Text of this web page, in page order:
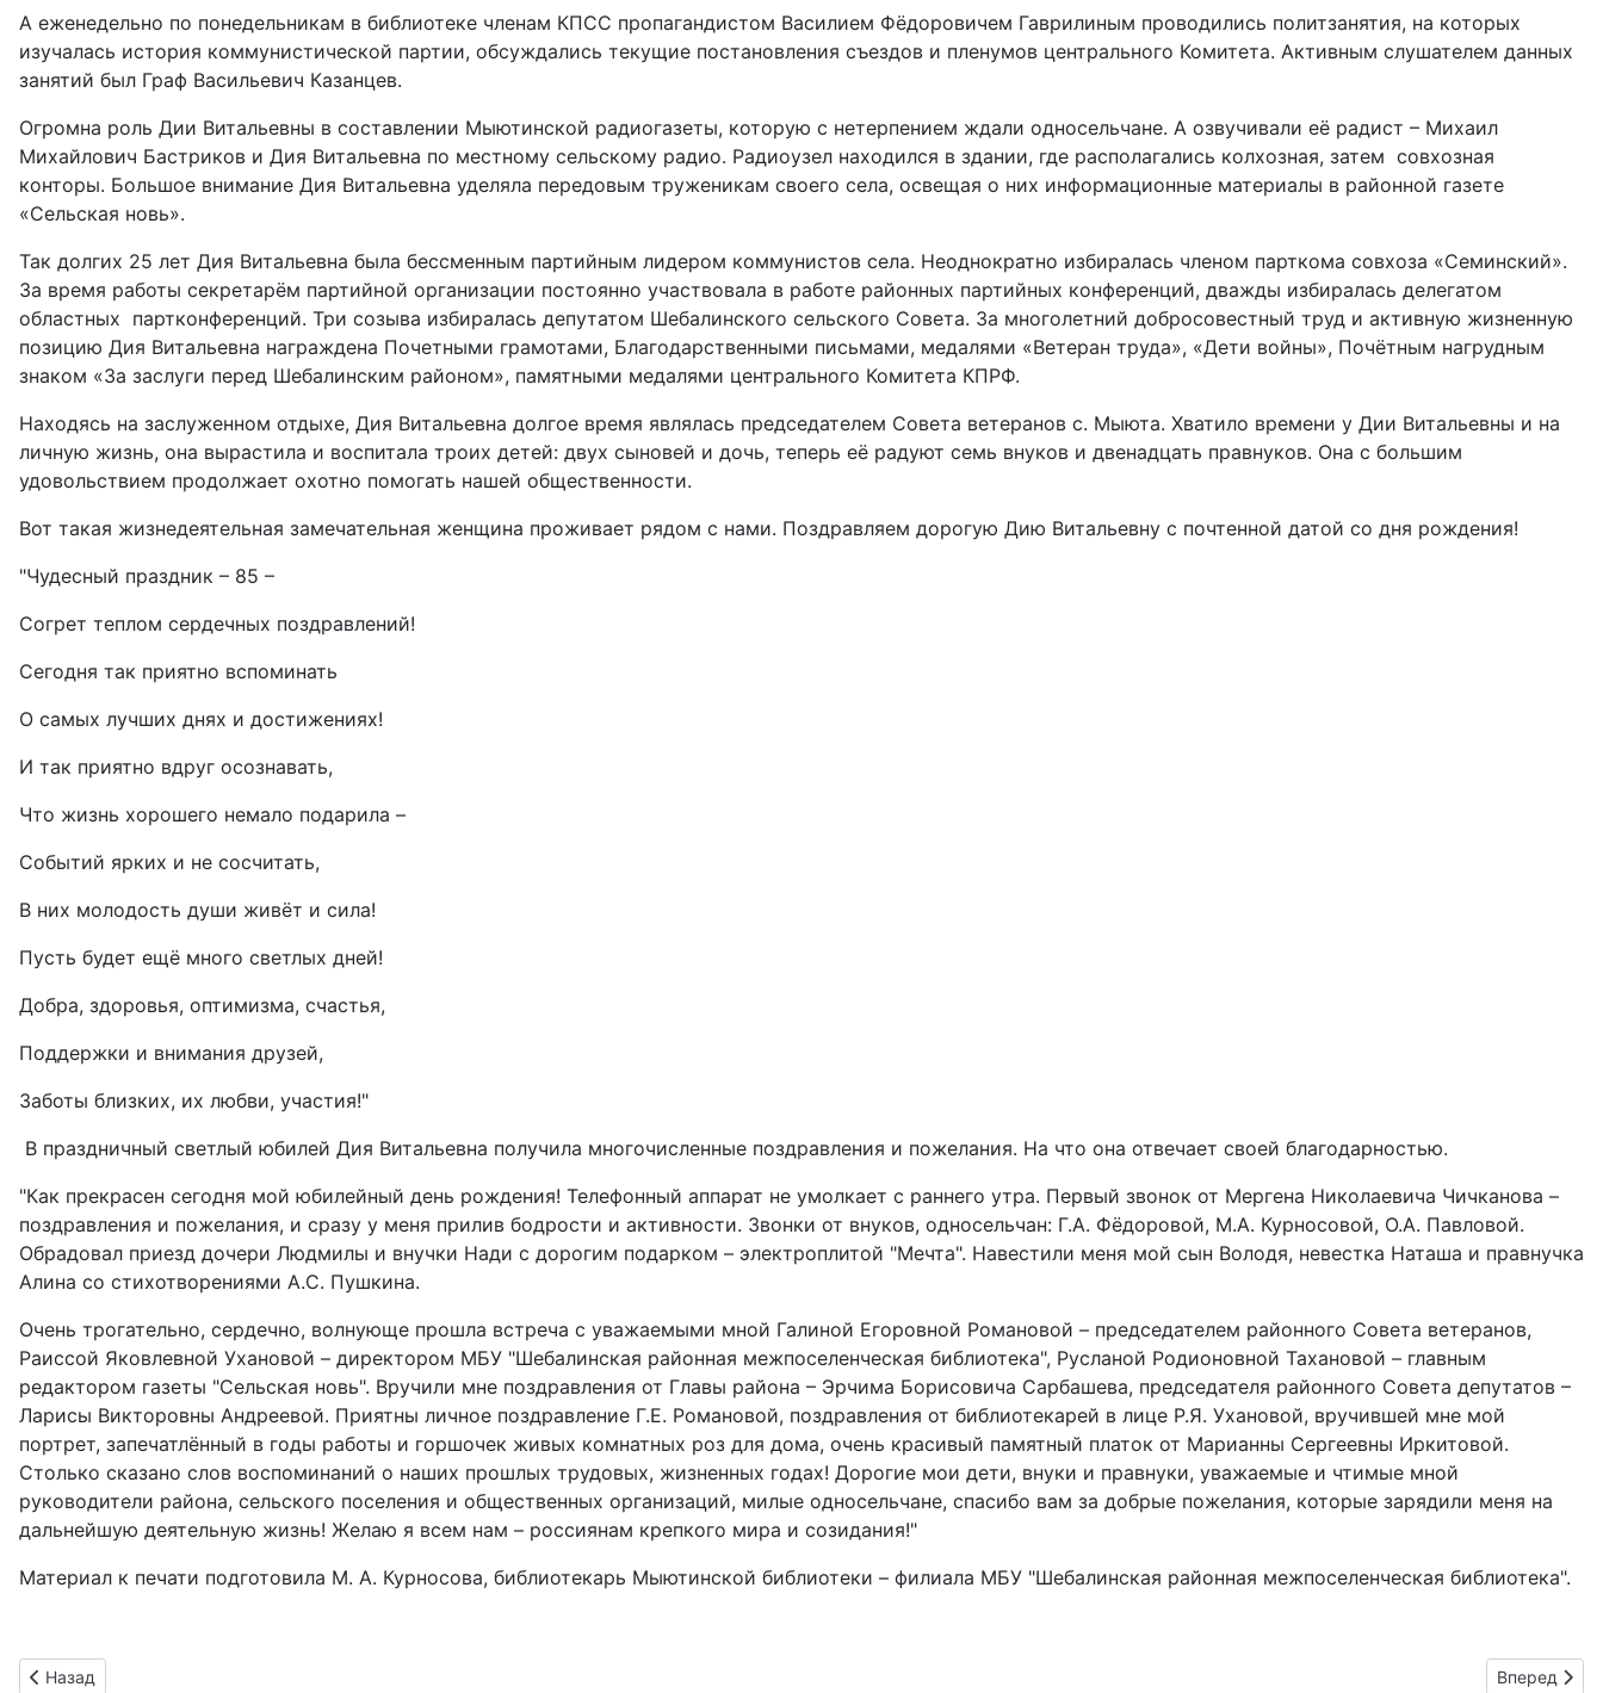
А еженедельно по понедельникам в библиотеке членам КПСС пропагандистом Василием Фёдоровичем Гаврилиным проводились политзанятия, на которых
изучалась история коммунистической партии, обсуждались текущие постановления съездов и пленумов центрального Комитета. Активным слушателем данных
занятий был Граф Васильевич Казанцев.
Огромна роль Дии Витальевны в составлении Мыютинской радиогазеты, которую с нетерпением ждали односельчане. А озвучивали её радист – Михаил
Михайлович Бастриков и Дия Витальевна по местному сельскому радио. Радиоузел находился в здании, где располагались колхозная, затем совхозная
конторы. Большое внимание Дия Витальевна уделяла передовым труженикам своего села, освещая о них информационные материалы в районной газете
«Сельская новь».
Так долгих 25 лет Дия Витальевна была бессменным партийным лидером коммунистов села. Неоднократно избиралась членом парткома совхоза «Семинский».
За время работы секретарём партийной организации постоянно участвовала в работе районных партийных конференций, дважды избиралась делегатом
областных партконференций. Три созыва избиралась депутатом Шебалинского сельского Совета. За многолетний добросовестный труд и активную жизненную
позицию Дия Витальевна награждена Почетными грамотами, Благодарственными письмами, медалями «Ветеран труда», «Дети войны», Почётным нагрудным
знаком «За заслуги перед Шебалинским районом», памятными медалями центрального Комитета КПРФ.
Находясь на заслуженном отдыхе, Дия Витальевна долгое время являлась председателем Совета ветеранов с. Мыюта. Хватило времени у Дии Витальевны и на
личную жизнь, она вырастила и воспитала троих детей: двух сыновей и дочь, теперь её радуют семь внуков и двенадцать правнуков. Она с большим
удовольствием продолжает охотно помогать нашей общественности.
Вот такая жизнедеятельная замечательная женщина проживает рядом с нами. Поздравляем дорогую Дию Витальевну с почтенной датой со дня рождения!
"Чудесный праздник – 85 –
Согрет теплом сердечных поздравлений!
Сегодня так приятно вспоминать
О самых лучших днях и достижениях!
И так приятно вдруг осознавать,
Что жизнь хорошего немало подарила –
Событий ярких и не сосчитать,
В них молодость души живёт и сила!
Пусть будет ещё много светлых дней!
Добра, здоровья, оптимизма, счастья,
Поддержки и внимания друзей,
Заботы близких, их любви, участия!"
В праздничный светлый юбилей Дия Витальевна получила многочисленные поздравления и пожелания. На что она отвечает своей благодарностью.
"Как прекрасен сегодня мой юбилейный день рождения! Телефонный аппарат не умолкает с раннего утра. Первый звонок от Мергена Николаевича Чичканова –
поздравления и пожелания, и сразу у меня прилив бодрости и активности. Звонки от внуков, односельчан: Г.А. Фёдоровой, М.А. Курносовой, О.А. Павловой.
Обрадовал приезд дочери Людмилы и внучки Нади с дорогим подарком – электроплитой "Мечта". Навестили меня мой сын Володя, невестка Наташа и правнучка
Алина со стихотворениями А.С. Пушкина.
Очень трогательно, сердечно, волнующе прошла встреча с уважаемыми мной Галиной Егоровной Романовой – председателем районного Совета ветеранов,
Раиссой Яковлевной Ухановой – директором МБУ "Шебалинская районная межпоселенческая библиотека", Русланой Родионовной Тахановой – главным
редактором газеты "Сельская новь". Вручили мне поздравления от Главы района – Эрчима Борисовича Сарбашева, председателя районного Совета депутатов –
Ларисы Викторовны Андреевой. Приятны личное поздравление Г.Е. Романовой, поздравления от библиотекарей в лице Р.Я. Ухановой, вручившей мне мой
портрет, запечатлённый в годы работы и горшочек живых комнатных роз для дома, очень красивый памятный платок от Марианны Сергеевны Иркитовой.
Столько сказано слов воспоминаний о наших прошлых трудовых, жизненных годах! Дорогие мои дети, внуки и правнуки, уважаемые и чтимые мной
руководители района, сельского поселения и общественных организаций, милые односельчане, спасибо вам за добрые пожелания, которые зарядили меня на
дальнейшую деятельную жизнь! Желаю я всем нам – россиянам крепкого мира и созидания!"
Материал к печати подготовила М. А. Курносова, библиотекарь Мыютинской библиотеки – филиала МБУ "Шебалинская районная межпоселенческая библиотека".
Предыдущий: Итоги 2021 года: культура и спорт
Назад Вперед